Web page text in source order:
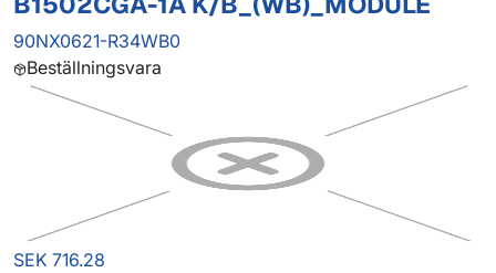
90NX0621-R34WB0
Beställningsvara
SEK 716.28